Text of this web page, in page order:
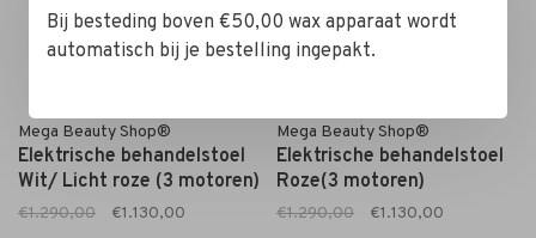
Mega Beauty Shop®
Elektrische behandelstoel
Wit/ Licht roze (3 motoren)
€1.290,00 €1.130,00
Mega Beauty Shop®
Elektrische behandelstoel
Roze(3 motoren)
€1.290,00 €1.130,00
Bij besteding boven €50,00 wax apparaat wordt
automatisch bij je bestelling ingepakt.